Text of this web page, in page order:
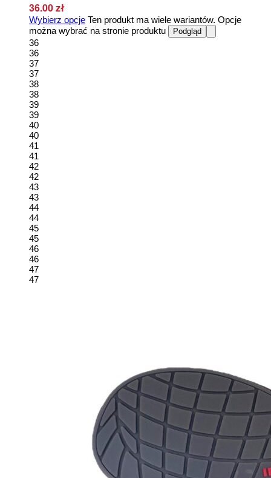
36.00zł
Wybierz opcje Ten produkt ma wiele wariantów. Opcje
można wybrać na stronie produktu
Podgląd
36
36
37
37
38
38
39
39
40
40
41
41
42
42
43
43
44
44
45
45
46
46
47
47